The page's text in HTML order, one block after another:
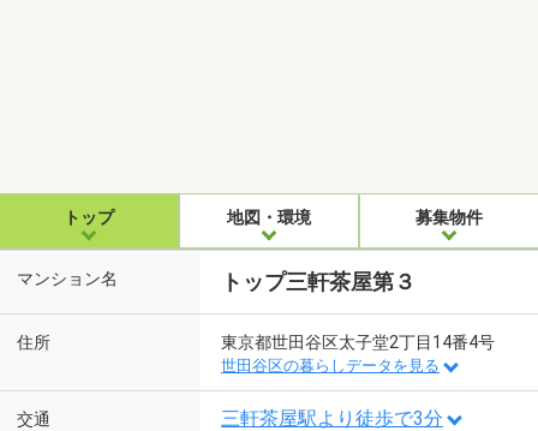
トップ 地図・環境 募集物件
マンション名 トップ三軒茶屋第３
住所 東京都世田谷区太子堂2丁目14番4号
世田谷区の暮らしデータを見る
交通 三軒茶屋駅より徒歩で3分